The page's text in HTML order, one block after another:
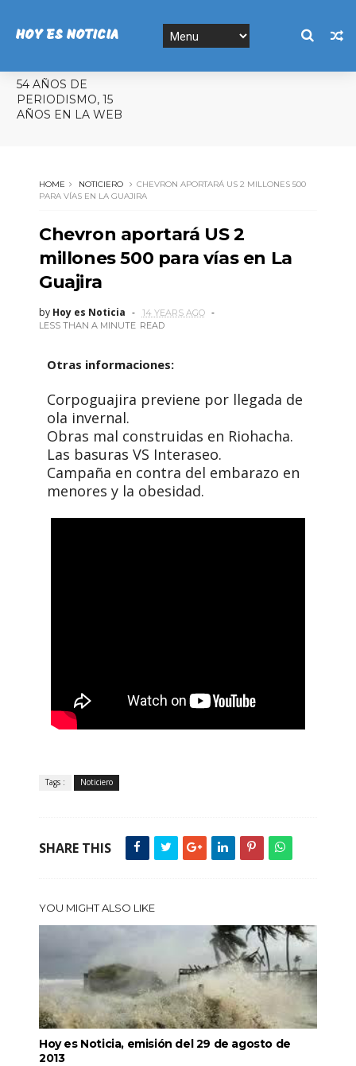
HOY ES NOTICIA
54 AÑOS DE
PERIODISMO, 15
AÑOS EN LA WEB
HOME NOTICIERO
CHEVRON APORTARÁ US 2 MILLONES 500
PARA VÍAS EN LA GUAJIRA
Chevron aportará US 2
millones 500 para vías en La
Guajira
by Hoy es Noticia
14 YEARS AGO
LESS THAN A MINUTE READ
Otras informaciones:
Corpoguajira previene por llegada de
ola invernal.
Obras mal construidas en Riohacha.
Las basuras VS Interaseo.
Campaña en contra del embarazo en
menores y la obesidad.
Tags : Noticiero
SHARE THIS
YOU MIGHT ALSO LIKE
Hoy es Noticia, emisión del 29 de agosto de
2013